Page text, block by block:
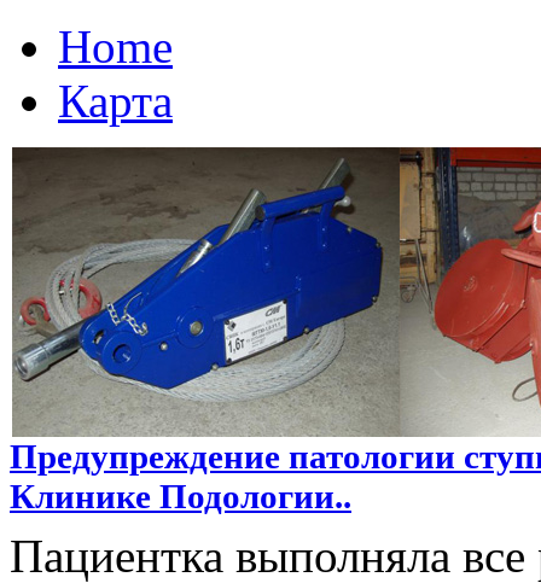
Home
Карта
Предупреждение патологии
Клинике Подологии..
Пациентка выполняла